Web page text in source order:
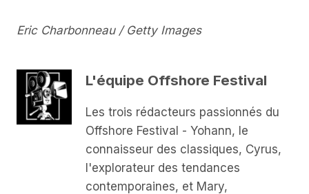
Eric Charbonneau / Getty Images
L'équipe Offshore Festival
Les trois rédacteurs passionnés du
Offshore Festival - Yohann, le
connaisseur des classiques, Cyrus,
l'explorateur des tendances
contemporaines, et Mary,